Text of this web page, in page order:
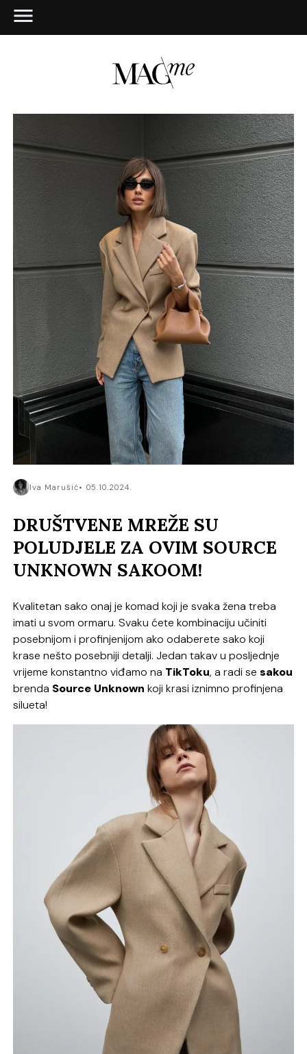
Iva Marušić 05.10.2024.
DRUŠTVENE MREŽE SU
POLUDJELE ZA OVIM SOURCE
UNKNOWN SAKOOM!
Kvalitetan sako onaj je komad koji je svaka žena treba
imati u svom ormaru. Svaku ćete kombinaciju učiniti
posebnijom i profinjenijom ako odaberete sako koji
krase nešto posebniji detalji. Jedan takav u posljednje
vrijeme konstantno viđamo na TikToku, a radi sesakou
brenda Source Unknown koji krasi iznimno profinjena
silueta!